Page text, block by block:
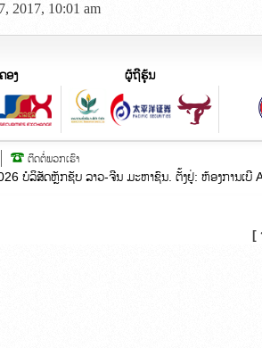
2017, 10:01 am
ອງ ຜູ້ຖືຮຸ້ນ
ຕິດຕໍ່ພວກເຮົາ
ບໍລິສັດຫຼັກຊັບ ລາວ-ຈີນ ມະຫາຊົນ. ຕັ້ງຢູ່:​ ຫ້ອງການເບີ
[